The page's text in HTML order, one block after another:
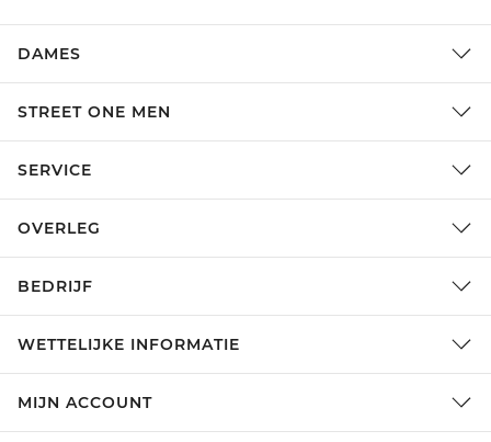
DAMES
STREET ONE MEN
SERVICE
OVERLEG
BEDRIJF
WETTELIJKE INFORMATIE
MIJN ACCOUNT